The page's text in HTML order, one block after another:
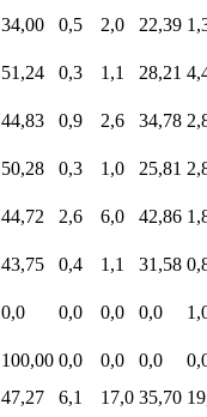
34,00 0,5 2,0 22,39
51,24 0,3 1,1 28,21
44,83 0,9 2,6 34,78
50,28 0,3 1,0 25,81
44,72 2,6 6,0 42,86
43,75 0,4 1,1 31,58
0,0 0,0 0,0 0,0
100,00 0,0 0,0 0,0
47,27 6,1 17,0 35,70